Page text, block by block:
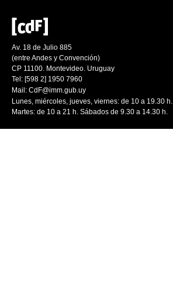
Av. 18 de Julio 885
(entre Andes y Convención)
CP 11100. Montevideo. Uruguay
Tel: [598 2] 1950 7960
Mail: CdF@imm.gub.uy
Lunes, miércoles, jueves, viernes: de 10 a 19.30 h.
Martes: de 10 a 21 h. Sábados de 9.30 a 14.30 h.